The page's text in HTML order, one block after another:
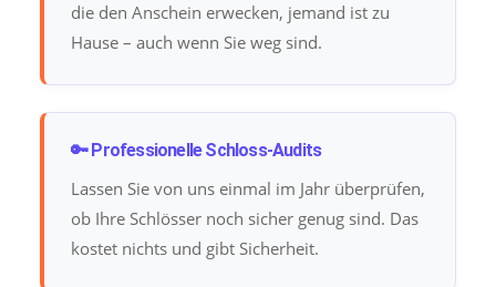
die den Anschein erwecken, jemand ist zu
Hause – auch wenn Sie weg sind.
🔑 Professionelle Schloss-Audits
Lassen Sie von uns einmal im Jahr überprüfen,
ob Ihre Schlösser noch sicher genug sind. Das
kostet nichts und gibt Sicherheit.